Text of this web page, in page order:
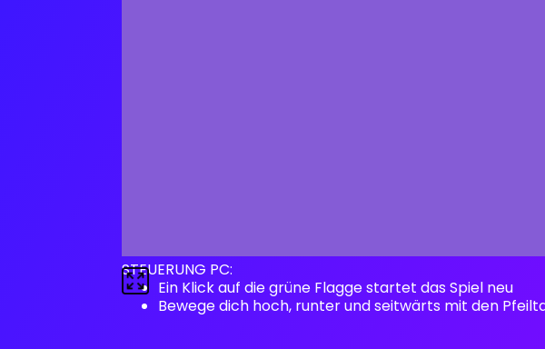
STEUERUNG PC:
Ein Klick auf die grüne Flagge startet das Spiel neu
Bewege dich hoch, runter und seitwärts mit den